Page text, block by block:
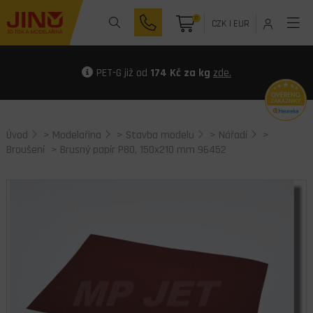
0 CZK| EUR
PET-G již od 174 Kč za kg zde.
Úvod > Modelařina > Stavba modelu > Nářadí
>
Broušení > Brusný papír P80, 150x210 mm 96452